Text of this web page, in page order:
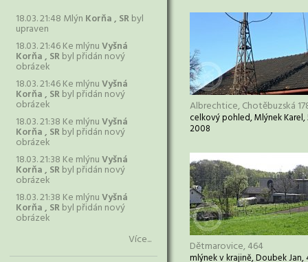
18.03. 21:48 Mlýn Korňa , SRbyl
upraven
18.03. 21:46 Ke mlýnuVyšná
Korňa , SRbyl přidán nový
obrázek
18.03. 21:46 Ke mlýnuVyšná
Korňa , SRbyl přidán nový
obrázek
18.03. 21:38 Ke mlýnuVyšná
Korňa , SRbyl přidán nový
obrázek
18.03. 21:38 Ke mlýnuVyšná
Korňa , SRbyl přidán nový
obrázek
18.03. 21:38 Ke mlýnuVyšná
Korňa , SRbyl přidán nový
obrázek
Více...
Albrechtice, Chotěbuzská
celkový pohled, Mlýnek Karel,
2008
Dětmarovice, 464
mlýnek v krajině, Doubek Jan,